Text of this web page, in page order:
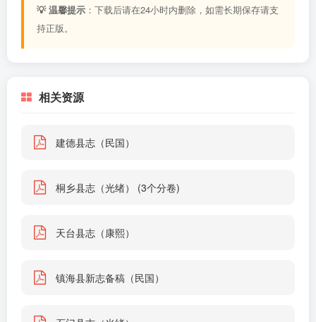
💡 温馨提示 ：下载后请在24小时内删除，如需长期保存请支
持正版。
相关资源
建德县志（民国）
桐乡县志（光绪） (3个分卷)
天台县志（康熙）
镇海县新志备稿（民国）